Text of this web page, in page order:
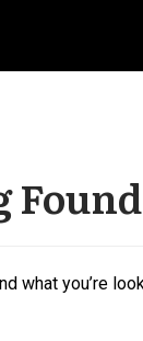
Found
what you’re